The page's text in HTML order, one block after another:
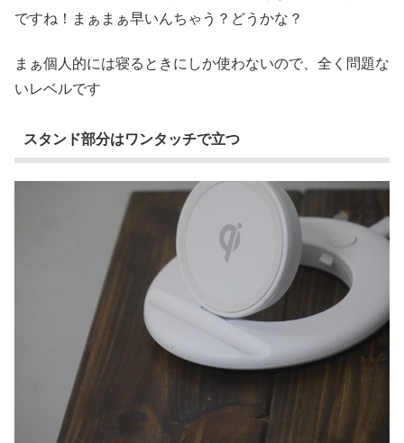
ですね！まぁまぁ早いんちゃう？どうかな？
まぁ個人的には寝るときにしか使わないので、全く問題な
いレベルです
スタンド部分はワンタッチで立つ